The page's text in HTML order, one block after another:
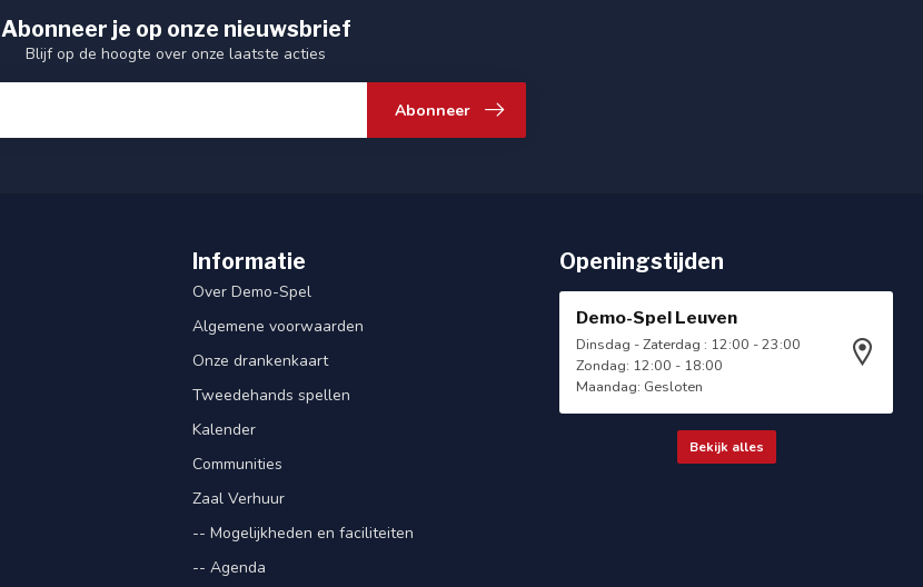
Abonneer je op onze nieuwsbrief
Blijf op de hoogte over onze laatste acties
Abonneer
Informatie
Over Demo-Spel
Algemene voorwaarden
Onze drankenkaart
Tweedehands spellen
Kalender
Communities
Zaal Verhuur
-- Mogelijkheden en faciliteiten
-- Agenda
Openingstijden
Demo-Spel Leuven
Dinsdag - Zaterdag : 12:00 - 23:00
Zondag: 12:00 - 18:00
Maandag: Gesloten
Bekijk alles